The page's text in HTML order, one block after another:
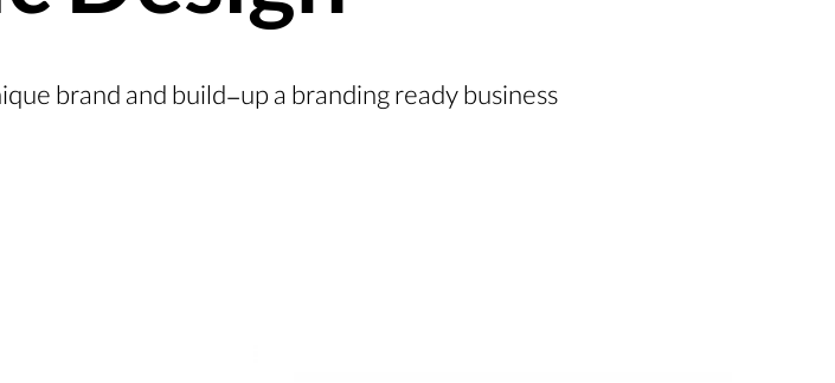
brand and build-up a branding ready business.